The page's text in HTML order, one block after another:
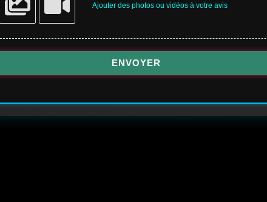
Ajouter des photos ou vidéos à votre avis
ENVOYER